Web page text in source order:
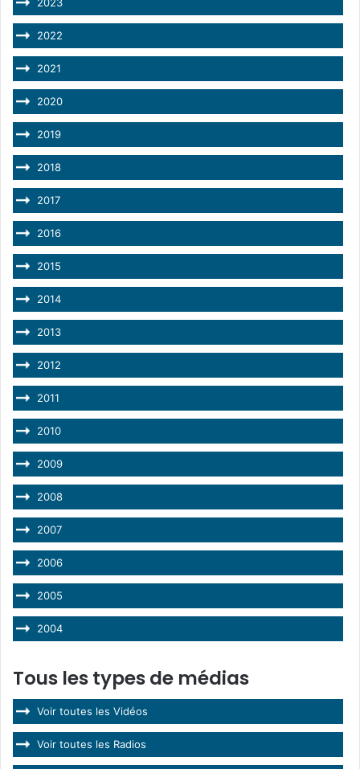
2022
2021
2020
2019
2018
2017
2016
2015
2014
2013
2012
2011
2010
2009
2008
2007
2006
2005
2004
Tous les types de médias
Voir toutes les Vidéos
Voir toutes les Radios